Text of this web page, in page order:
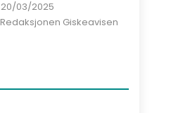
Posted on
20/03/2025
Author
Redaksjonen Giskeavisen